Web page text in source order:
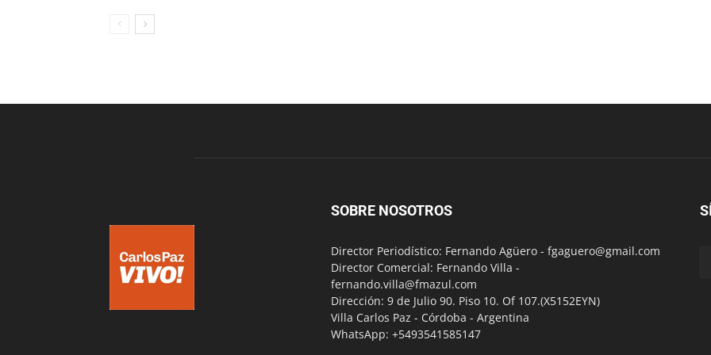
SOBRE NOSOTROS
Director Periodístico: Fernando Agüero - fgaguero@gmail.com
Director Comercial: Fernando Villa -
fernando.villa@fmazul.com
Dirección: 9 de Julio 90. Piso 10. Of 107.(X5152EYN)
Villa Carlos Paz - Córdoba - Argentina
WhatsApp: +5493541585147